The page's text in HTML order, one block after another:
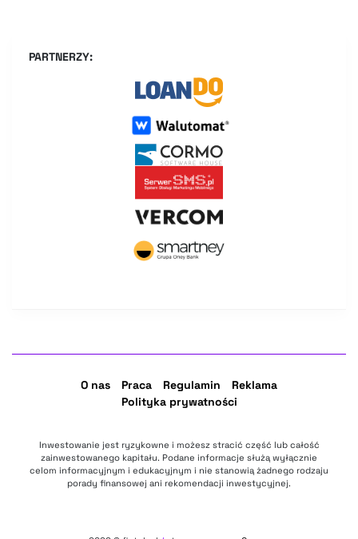
PARTNERZY:
O nas Praca Regulamin
Reklama
Polityka prywatności
Inwestowanie jest ryzykowne i możesz stracić część lub całość
zainwestowanego kapitału. Podane informacje służą wyłącznie
celom informacyjnym i edukacyjnym i nie stanowią żadnego rodzaju
porady finansowej ani rekomendacji inwestycyjnej.